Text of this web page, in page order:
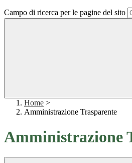
Campo di ricerca per le pagine del sito
Home >
Amministrazione Trasparente
Amministrazione